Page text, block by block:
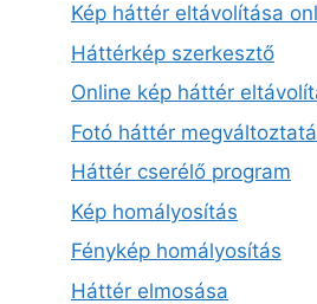
Kép háttér eltávolítása
Háttérkép szerkesztő
Online kép háttér
Fotó háttér
Háttér cserélő program
Kép homályosítás
Fénykép homályosítás
Háttér elmosása